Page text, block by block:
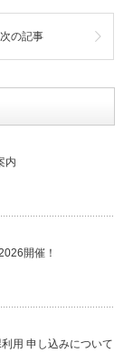
次の記事
内
開催！
用 申し込みについて